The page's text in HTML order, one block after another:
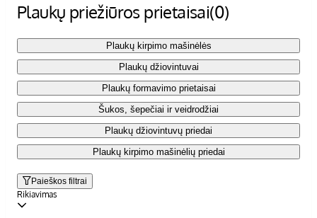
Plaukų priežiūros prietaisai(0)
Plaukų kirpimo mašinėlės
Plaukų džiovintuvai
Plaukų formavimo prietaisai
Šukos, šepečiai ir veidrodžiai
Plaukų džiovintuvų priedai
Plaukų kirpimo mašinėlių priedai
Paieškos filtrai
Rikiavimas